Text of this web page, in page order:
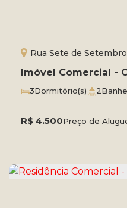
Imóvel Comercial -
R$ 4.500Preço de
Rua Sete de
Grossa, Paraná, Brasil
3Dormitório(s) 2